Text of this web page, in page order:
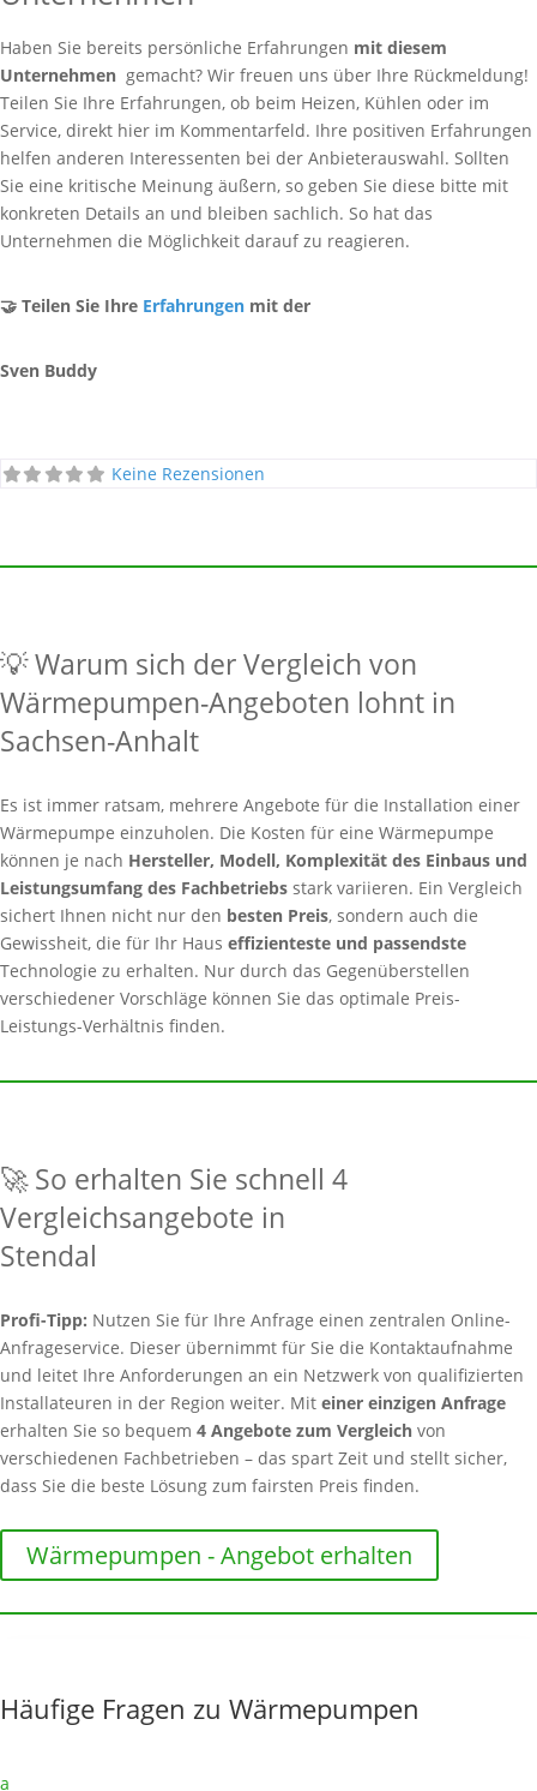
Haben Sie bereits persönliche Erfahrungen mit diesem
Unternehmen gemacht? Wir freuen uns über Ihre Rückmeldung!
Teilen Sie Ihre Erfahrungen, ob beim Heizen, Kühlen oder im
Service, direkt hier im Kommentarfeld. Ihre positiven Erfahrungen
helfen anderen Interessenten bei der Anbieterauswahl. Sollten
Sie eine kritische Meinung äußern, so geben Sie diese bitte mit
konkreten Details an und bleiben sachlich. So hat das
Unternehmen die Möglichkeit darauf zu reagieren.
🤝 Teilen Sie Ihre Erfahrungen mit der
Sven Buddy
Keine Rezensionen
💡 Warum sich der Vergleich von
Wärmepumpen-Angeboten lohnt in
Sachsen-Anhalt
Es ist immer ratsam, mehrere Angebote für die Installation einer
Wärmepumpe einzuholen. Die Kosten für eine Wärmepumpe
können je nach Hersteller, Modell, Komplexität des Einbaus und
Leistungsumfang des Fachbetriebs stark variieren. Ein Vergleich
sichert Ihnen nicht nur den besten Preis, sondern auch die
Gewissheit, die für Ihr Haus effizienteste und passendste
Technologie zu erhalten. Nur durch das Gegenüberstellen
verschiedener Vorschläge können Sie das optimale Preis-
Leistungs-Verhältnis finden.
🚀 So erhalten Sie schnell 4
Vergleichsangebote in
Stendal
Profi-Tipp: Nutzen Sie für Ihre Anfrage einen zentralen Online-
Anfrageservice. Dieser übernimmt für Sie die Kontaktaufnahme
und leitet Ihre Anforderungen an ein Netzwerk von qualifizierten
Installateuren in der Region weiter. Mit einer einzigen Anfrage
erhalten Sie so bequem 4 Angebote zum Vergleich von
verschiedenen Fachbetrieben – das spart Zeit und stellt sicher,
dass Sie die beste Lösung zum fairsten Preis finden.
Wärmepumpen - Angebot erhalten
Häufige Fragen zu Wärmepumpen
a